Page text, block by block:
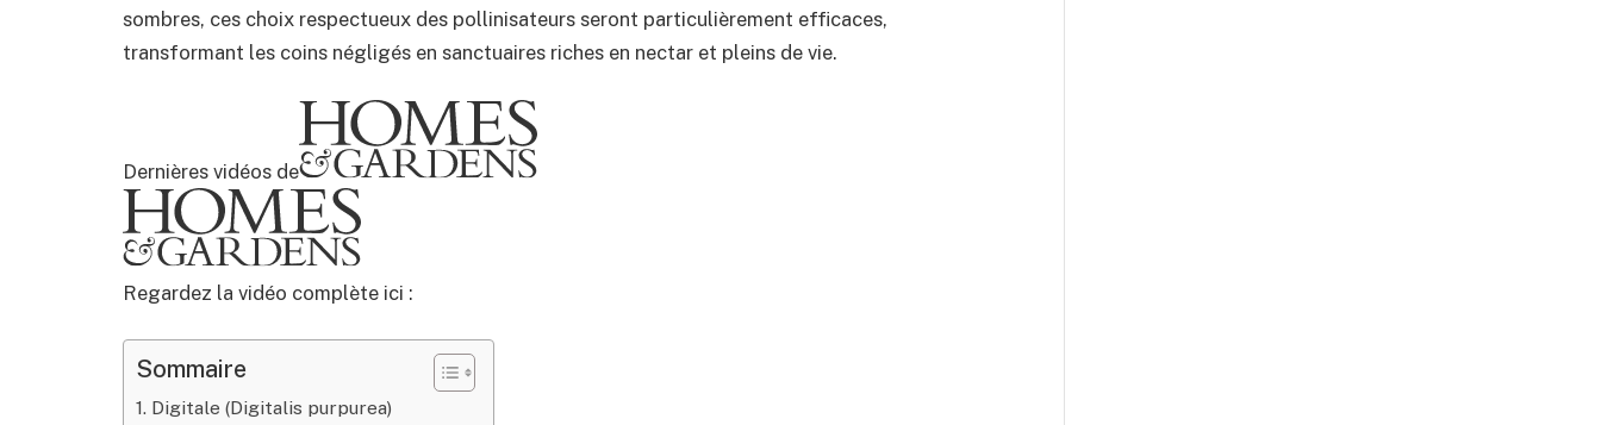
sombres, ces choix respectueux des pollinisateurs seront particulièrement efficaces,
transformant les coins négligés en sanctuaires riches en nectar et pleins de vie.
Dernières vidéos de
Regardez la vidéo complète ici :
Sommaire
1. Digitale (Digitalis purpurea)